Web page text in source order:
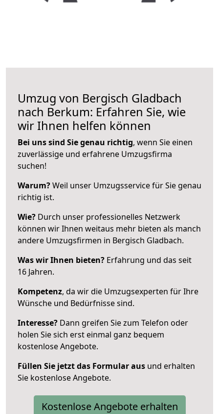
Umzug von Bergisch Gladbach
nach Berkum: Erfahren Sie, wie
wir Ihnen helfen können
Bei uns sind Sie genau richtig, wenn Sie einen
zuverlässige und erfahrene Umzugsfirma
suchen!
Warum?Weil unser Umzugsservice für Sie genau
richtig ist.
Wie? Durch unser professionelles Netzwerk
können wir Ihnen weitaus mehr bieten als manch
andere Umzugsfirmen in Bergisch Gladbach.
Was wir Ihnen bieten? Erfahrung und das seit
16 Jahren.
Kompetenz, da wir die Umzugsexperten für Ihre
Wünsche und Bedürfnisse sind.
Interesse? Dann greifen Sie zum Telefon oder
holen Sie sich erst einmal ganz bequem
kostenlose Angebote.
Füllen Sie jetzt das Formular aus und erhalten
Sie kostenlose Angebote.
Kostenlose Angebote erhalten